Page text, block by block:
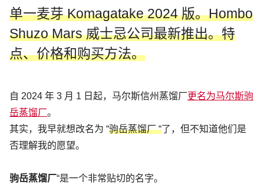
单一麦芽 Komagatake 2024 版。Hombo
Shuzo Mars 威士忌公司最新推出。特
点、价格和购买方法。
自 2024 年 3 月 1 日起，马尔斯信州蒸馏厂更名为马尔斯驹
岳蒸馏厂。
其实，我早就想改名为 “驹岳蒸馏厂 “了，但不知道他们是
否理解我的愿望。
驹岳蒸馏厂“是一个非常贴切的名字。